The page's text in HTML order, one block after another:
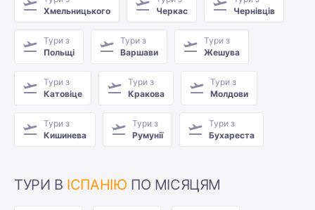
Хмельницького
Черкас
Чернівців
Тури з
Польщі
Тури з
Варшави
Тури з
Жешува
Тури з
Катовіце
Тури з
Кракова
Тури з
Молдови
Тури з
Кишинева
Тури з
Румунії
Тури з
Бухареста
ТУРИ В ІСПАНІЮ ПО МІСЯЦЯМ